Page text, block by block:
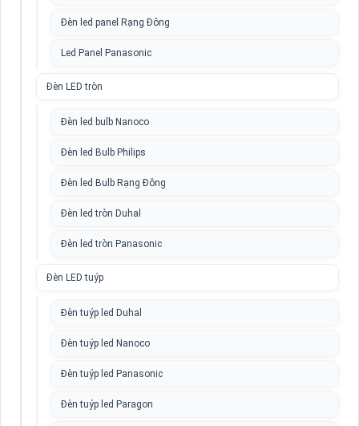
Đèn led panel Rạng Đông
Led Panel Panasonic
Đèn LED tròn
Đèn led bulb Nanoco
Đèn led Bulb Philips
Đèn led Bulb Rạng Đông
Đèn led tròn Duhal
Đèn led tròn Panasonic
Đèn LED tuýp
Đèn tuýp led Duhal
Đèn tuýp led Nanoco
Đèn tuýp led Panasonic
Đèn tuýp led Paragon